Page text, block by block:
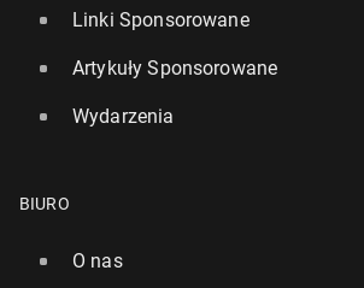
Linki Sponsorowane
Artykuły Sponsorowane
Wydarzenia
BIURO
O nas